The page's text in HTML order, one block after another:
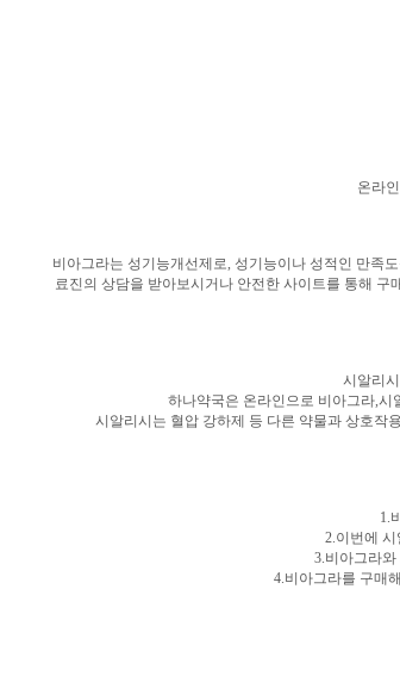
온라
비아그라는 성기능개선제로, 성기능이나 성적인 만족
료진의 상담을 받아보시거나 안전한 사이트를 통해
시알리
하나약국은 온라인으로 비아그라,시
시알리시는 혈압 강하제 등 다른 약물과 상호작
1.
2.이번에
3.비아그라
4.비아그라를 구매